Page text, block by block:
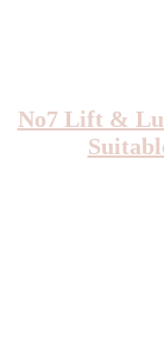
No7 Lift &